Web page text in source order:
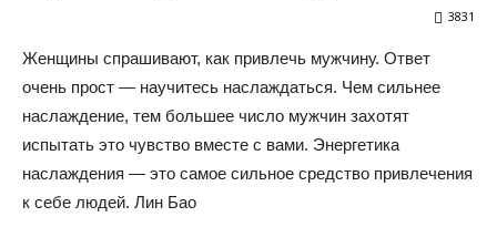
3831
Женщины спрашивают, как привлечь мужчину. Ответ
очень прост — научитесь наслаждаться. Чем сильнее
наслаждение, тем большее число мужчин захотят
испытать это чувство вместе с вами. Энергетика
наслаждения — это самое сильное средство привлечения
к себе людей. Лин Бао